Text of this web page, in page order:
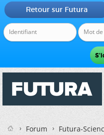
Retour sur Futura
Forum
Futura-